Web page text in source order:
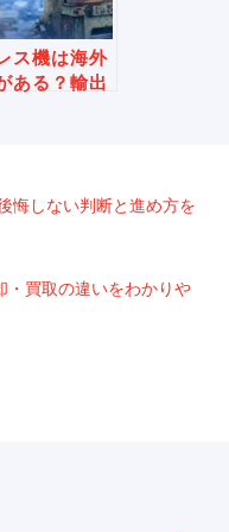
ス機は海外
ある？輸出
悔しない判断と進め方を
・買取の違いをわかりや